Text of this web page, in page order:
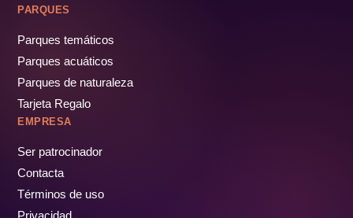
PARQUES
Parques temáticos
Parques acuáticos
Parques de naturaleza
Tarjeta Regalo
EMPRESA
Ser patrocinador
Contacta
Términos de uso